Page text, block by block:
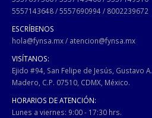
5557143648/5557690994/ 8002239672
ESCRÍBENOS
hola@fynsa.mx/ atencion@fynsa.mx
VISÍTANOS:
Ejido #94, San Felipe de Jesús, Gustavo A.
Madero, C.P. 07510, CDMX, México.
HORARIOS DE ATENCIÓN:
Lunes a viernes: 9:00 - 17:30 hrs.